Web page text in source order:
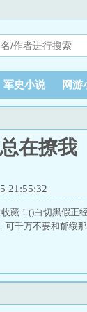
军史小说 网游
在撩我
21:55:32
藏！()白切黑假正
可千万不要和郁绥